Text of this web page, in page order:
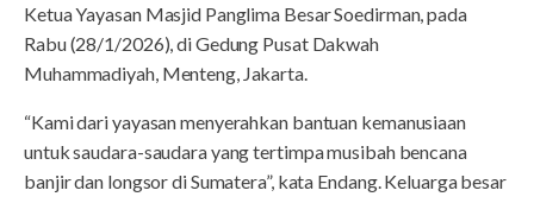
Ketua Yayasan Masjid Panglima Besar Soedirman, pada
Rabu (28/1/2026), di Gedung Pusat Dakwah
Muhammadiyah, Menteng, Jakarta.
“Kami dari yayasan menyerahkan bantuan kemanusiaan
untuk saudara-saudara yang tertimpa musibah bencana
banjir dan longsor di Sumatera”, kata Endang. Keluarga besar